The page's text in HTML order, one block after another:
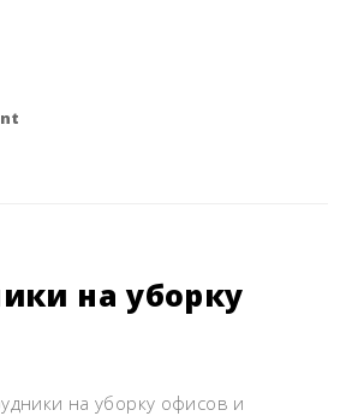
на уборку
на уборку офисов и